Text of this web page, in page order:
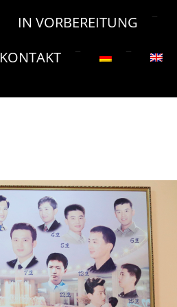
IN VORBEREITUNG
KONTAKT